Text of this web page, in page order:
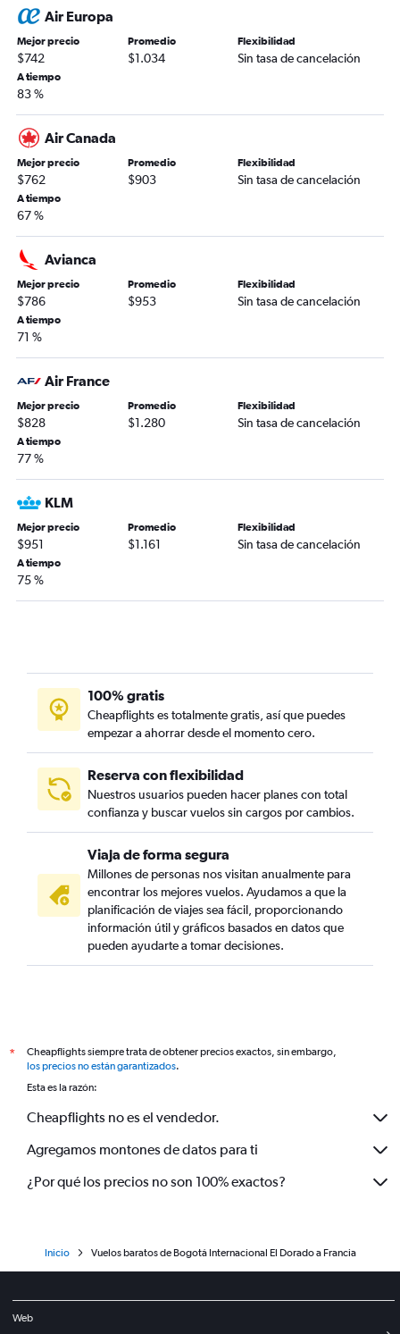
Air Europa
Mejor precio
$742
Promedio
$1.034
Flexibilidad
Sin tasa de cancelación
A tiempo
83 %
Air Canada
Mejor precio
$762
Promedio
$903
Flexibilidad
Sin tasa de cancelación
A tiempo
67 %
Avianca
Mejor precio
$786
Promedio
$953
Flexibilidad
Sin tasa de cancelación
A tiempo
71 %
Air France
Mejor precio
$828
Promedio
$1.280
Flexibilidad
Sin tasa de cancelación
A tiempo
77 %
KLM
Mejor precio
$951
Promedio
$1.161
Flexibilidad
Sin tasa de cancelación
A tiempo
75 %
100% gratis
Cheapflights es totalmente gratis, así que puedes
empezar a ahorrar desde el momento cero.
Reserva con flexibilidad
Nuestros usuarios pueden hacer planes con total
confianza y buscar vuelos sin cargos por cambios.
Viaja de forma segura
Millones de personas nos visitan anualmente para
encontrar los mejores vuelos. Ayudamos a que la
planificación de viajes sea fácil, proporcionando
información útil y gráficos basados en datos que
pueden ayudarte a tomar decisiones.
*
Cheapflights siempre trata de obtener precios exactos, sin embargo,
los precios no están garantizados.
Esta es la razón:
Cheapflights no es el vendedor.
Agregamos montones de datos para ti
¿Por qué los precios no son 100% exactos?
Inicio Vuelos baratos de Bogotá Internacional El Dorado a Francia
Web